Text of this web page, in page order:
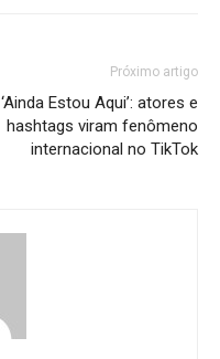
Próximo artigo
‘Ainda Estou Aqui’: atores e
hashtags viram fenômeno
internacional no TikTok